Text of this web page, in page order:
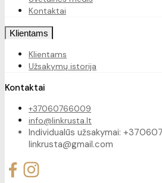
Kontaktai
Klientams
Klientams
Užsakymų istorija
Kontaktai
+37060766009
info@linkrusta.lt
Individualūs užsakymai:
linkrusta@gmail.com